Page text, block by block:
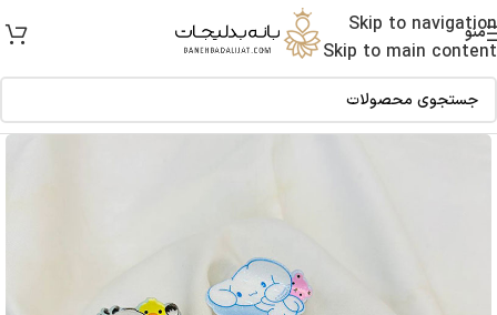
Skip to navigation
Skip to main content
منو